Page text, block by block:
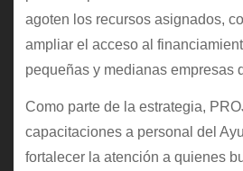
agoten los recursos asignados,
ampliar el acceso al
pequeñas y medianas empresas
Como parte de la estrategia,
capacitaciones a personal del
fortalecer la atención a quienes